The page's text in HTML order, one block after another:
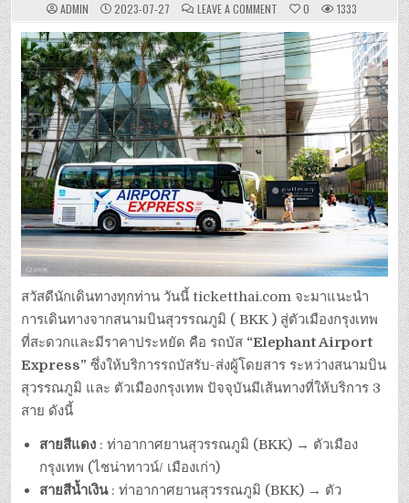
ADMIN 2023-07-27 LEAVE A COMMENT
ELEPHANT
AIRPORT
EXPRESS
รถ
บัส
สนาม
บิน
สุวรรณภูมิ
–
ตัว
เมือง
กรุงเทพ
0 1333
สวัสดีนักเดินทางทุกท่าน วันนี้ ticketthai.com จะมาแนะนำ
การเดินทางจากสนามบินสุวรรณภูมิ ( BKK ) สู่ตัวเมืองกรุงเทพ
ที่สะดวกและมีราคาประหยัด คือ รถบัส “Elephant Airport
Express”ซึ่งให้บริการรถบัสรับ-ส่งผู้โดยสาร ระหว่างสนามบิน
สุวรรณภูมิ และ ตัวเมืองกรุงเทพ ปัจจุบันมีเส้นทางที่ให้บริการ 3
สาย ดังนี้
สายสีแดง : ท่าอากาศยานสุวรรณภูมิ (BKK) → ตัวเมือง
กรุงเทพ (ไชน่าทาวน์/ เมืองเก่า)
สายสีน้ำเงิน: ท่าอากาศยานสุวรรณภูมิ (BKK) → ตัว